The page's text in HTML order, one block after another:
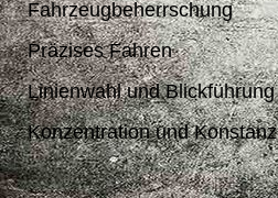
Fahrzeugbeherrschung
Präzises Fahren
Linienwahl und Blickführung
Konzentration und Konstanz